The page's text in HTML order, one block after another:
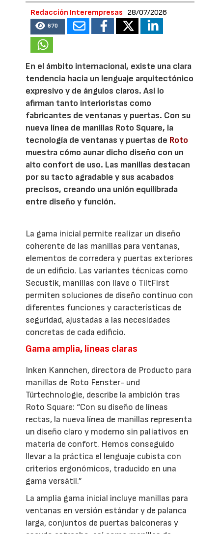
Redacción Interempresas 28/07/2026
670
En el ámbito internacional, existe una clara
tendencia hacia un lenguaje arquitectónico
expresivo y de ángulos claros. Así lo
afirman tanto interioristas como
fabricantes de ventanas y puertas. Con su
nueva línea de manillas Roto Square, la
tecnología de ventanas y puertas de Roto
muestra cómo aunar dicho diseño con un
alto confort de uso. Las manillas destacan
por su tacto agradable y sus acabados
precisos, creando una unión equilibrada
entre diseño y función.
La gama inicial permite realizar un diseño
coherente de las manillas para ventanas,
elementos de corredera y puertas exteriores
de un edificio. Las variantes técnicas como
Secustik, manillas con llave o TiltFirst
permiten soluciones de diseño continuo con
diferentes funciones y características de
seguridad, ajustadas a las necesidades
concretas de cada edificio.
Gama amplia, líneas claras
Inken Kannchen, directora de Producto para
manillas de Roto Fenster- und
Türtechnologie, describe la ambición tras
Roto Square: “Con su diseño de líneas
rectas, la nueva línea de manillas representa
un diseño claro y moderno sin paliativos en
materia de confort. Hemos conseguido
llevar a la práctica el lenguaje cubista con
criterios ergonómicos, traducido en una
gama versátil.”
La amplia gama inicial incluye manillas para
ventanas en versión estándar y de palanca
larga, conjuntos de puertas balconeras y